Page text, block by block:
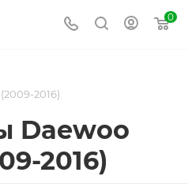
0
2016)
Daewoo
2016)